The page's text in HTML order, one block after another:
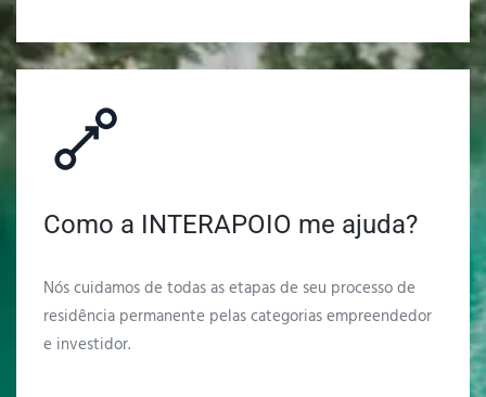
Como a INTERAPOIO me ajuda?
Nós cuidamos de todas as etapas de seu processo de
residência permanente pelas categorias empreendedor
e investidor.